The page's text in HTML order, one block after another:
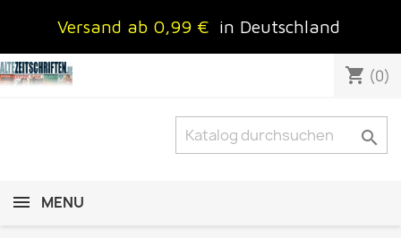
Versand ab 0,99 € in Deutschland
shopping_cart (0)

MENU